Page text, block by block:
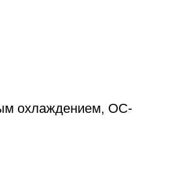
охлаждением, OC-